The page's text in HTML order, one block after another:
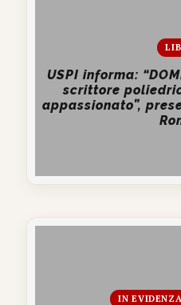
USPI informa:
scrittore
appassionato”,
IN EVIDENZA